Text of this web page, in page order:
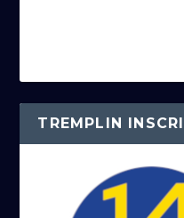
TREMPLIN